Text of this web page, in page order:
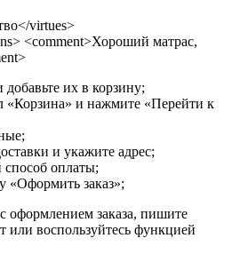
virtues>
<comment>Хороший матрас,
их в корзину;
«Корзина» и нажмите «Перейти к
и укажите адрес;
оплаты;
«Оформить заказ»;
оформлением заказа, пишите
или воспользуйтесь функцией